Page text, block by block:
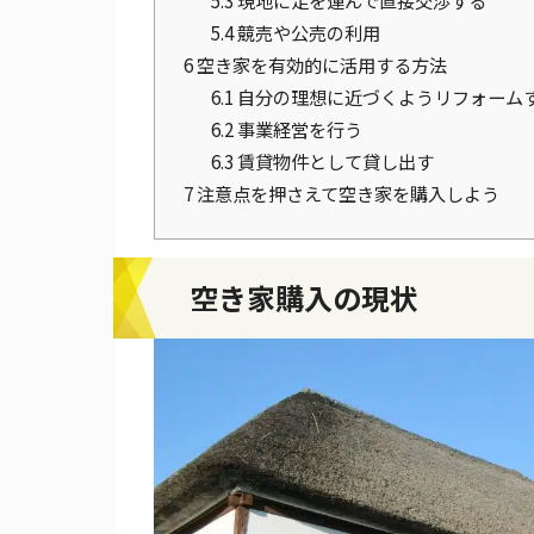
5.4競売や公売の利用
6空き家を有効的に活用する方法
6.1 自分の理想に近づくようリフォーム
6.2事業経営を行う
6.3賃貸物件として貸し出す
7注意点を押さえて空き家を購入しよう
空き家購入の現状